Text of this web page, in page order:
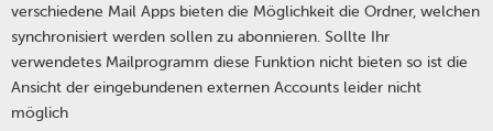
verschiedene Mail Apps bieten die Möglichkeit die Ordner, welchen
synchronisiert werden sollen zu abonnieren. Sollte Ihr
verwendetes Mailprogramm diese Funktion nicht bieten so ist die
Ansicht der eingebundenen externen Accounts leider nicht
möglich